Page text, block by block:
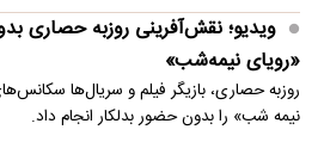
ویدیو؛ نقش‌آفرینی روزبه حصاری
«رویای نیمه‌شب»
روزبه حصاری، بازیگر فیلم و سریال‌ها
نیمه شب» را بدون حضور بدلکار انجام داد.